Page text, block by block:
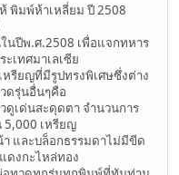
พิมพ์ห้าเหลี่ยม ปี 2508
นปีพ.ศ.2508 เพื่อแจกทหาร
เทศมาเลเซีย
รียญที่มีรูปทรงพิเศษซึ่งต่าง
ดรุ่นอื่นๆคือ
เด่นสะดุดตา จำนวนการ
5,000 เหรียญ
และบล็อกธรรมดาไม่มีขีด
ดงกะไหล่ทอง